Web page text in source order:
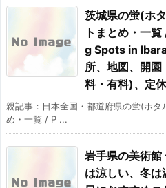
茨城県の蛍(ホ
トまとめ・一
g Spots in
所、地図、開
料・有料)、定
親記事：日本全国・都道府県の蛍(ホタ
め・一覧 / P ...
岩手県の美術
は涼しい、冬